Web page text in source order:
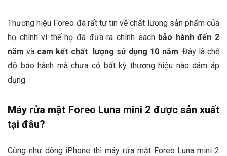
Thương hiệu Foreo đã rất tự tin về chất lượng sản phẩm của
họ chính vì thế họ đã đưa ra chính sách bảo hành đến 2
năm và cam kết chất lượng sử dụng 10 năm. Đây là chế
độ bảo hành mà chưa có bất kỳ thương hiệu nào dám áp
dụng.
Máy rửa mặt Foreo Luna mini 2 được sản xuất
tại đâu?
Cũng như dòng iPhone thì máy rửa mặt Foreo Luna mini 2